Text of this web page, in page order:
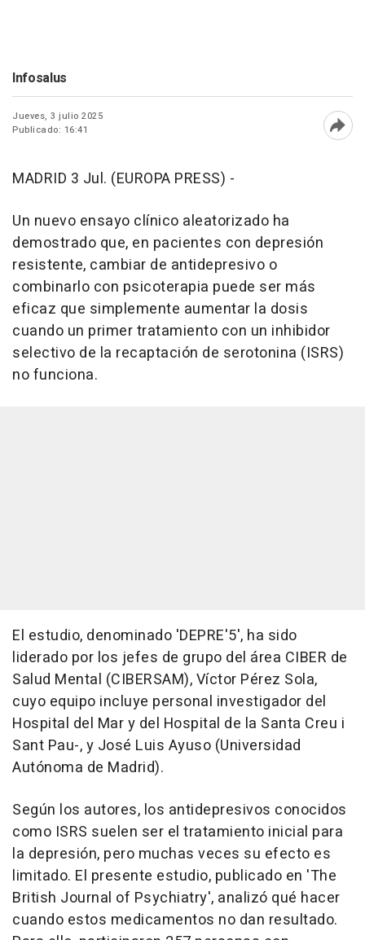
Infosalus
Jueves, 3 julio 2025
Publicado: 16:41
MADRID 3 Jul. (EUROPA PRESS) -
Un nuevo ensayo clínico aleatorizado ha
demostrado que, en pacientes con depresión
resistente, cambiar de antidepresivo o
combinarlo con psicoterapia puede ser más
eficaz que simplemente aumentar la dosis
cuando un primer tratamiento con un inhibidor
selectivo de la recaptación de serotonina (ISRS)
no funciona.
El estudio, denominado 'DEPRE'5', ha sido
liderado por los jefes de grupo del área CIBER de
Salud Mental (CIBERSAM), Víctor Pérez Sola,
cuyo equipo incluye personal investigador del
Hospital del Mar y del Hospital de la Santa Creu i
Sant Pau-, y José Luis Ayuso (Universidad
Autónoma de Madrid).
Según los autores, los antidepresivos conocidos
como ISRS suelen ser el tratamiento inicial para
la depresión, pero muchas veces su efecto es
limitado. El presente estudio, publicado en 'The
British Journal of Psychiatry', analizó qué hacer
cuando estos medicamentos no dan resultado.